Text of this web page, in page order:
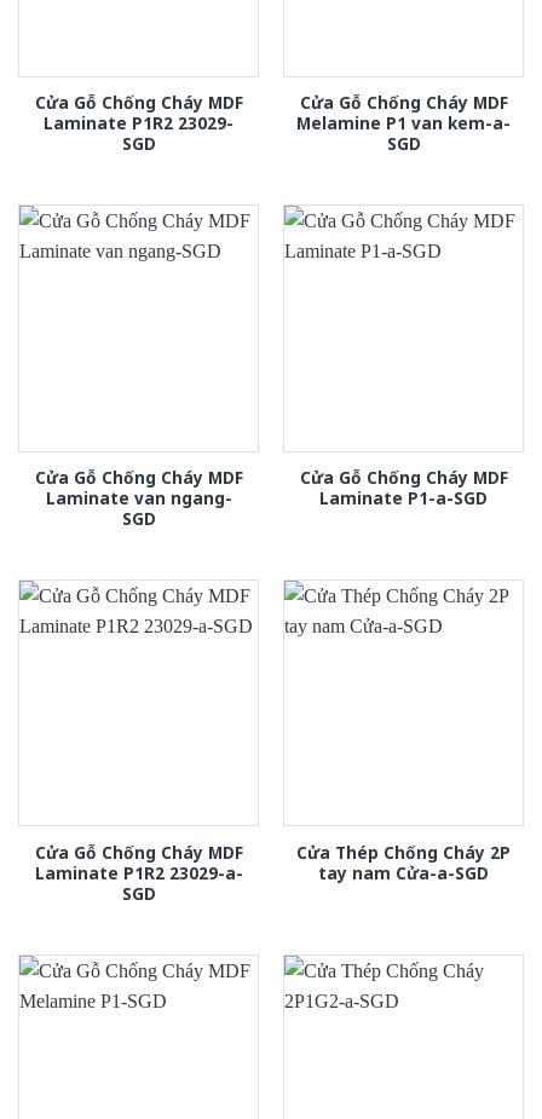
Cửa Gỗ Chống Cháy MDF
Laminate P1R2 23029-
SGD
Cửa Gỗ Chống Cháy MDF
Melamine P1 van kem-a-
SGD
Cửa Gỗ Chống Cháy MDF
Laminate van ngang-
SGD
Cửa Gỗ Chống Cháy MDF
Laminate P1-a-SGD
Cửa Gỗ Chống Cháy MDF
Laminate P1R2 23029-a-
SGD
Cửa Thép Chống Cháy 2P
tay nam Cửa-a-SGD